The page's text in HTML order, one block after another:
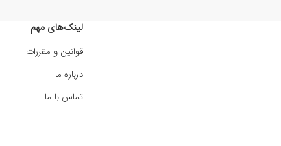
لینک‌های مهم
قوانین و مقررات
درباره ما
تماس با ما